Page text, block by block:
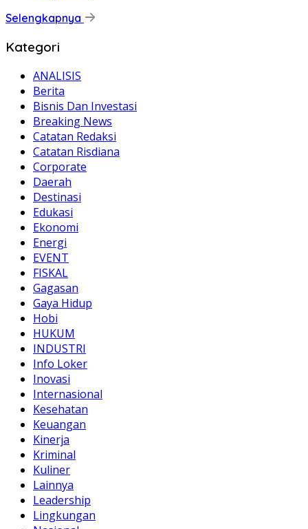
Selengkapnya
Kategori
ANALISIS
Berita
Bisnis Dan Investasi
Breaking News
Catatan Redaksi
Catatan Risdiana
Corporate
Daerah
Destinasi
Edukasi
Ekonomi
Energi
EVENT
FISKAL
Gagasan
Gaya Hidup
Hobi
HUKUM
INDUSTRI
Info Loker
Inovasi
Internasional
Kesehatan
Keuangan
Kinerja
Kriminal
Kuliner
Lainnya
Leadership
Lingkungan